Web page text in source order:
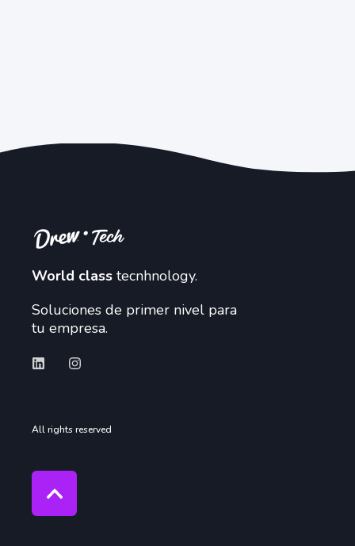
World class tecnhnology.
Soluciones de primer nivel para
tu empresa.
All rights reserved